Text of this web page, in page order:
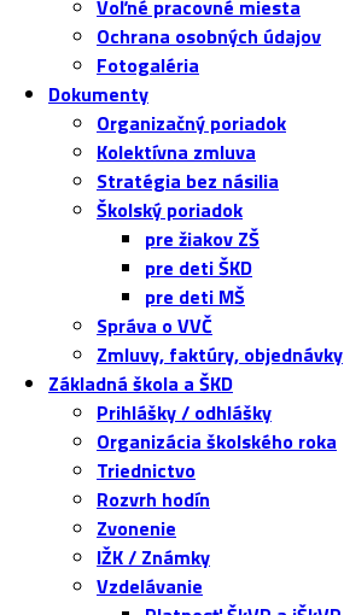
Voľné pracovné miesta
Ochrana osobných údajov
Fotogaléria
Dokumenty
Organizačný poriadok
Kolektívna zmluva
Stratégia bez násilia
Školský poriadok
pre žiakov ZŠ
pre deti ŠKD
pre deti MŠ
Správa o VVČ
Zmluvy, faktúry, objednávky
Základná škola a ŠKD
Prihlášky / odhlášky
Organizácia školského roka
Triednictvo
Rozvrh hodín
Zvonenie
IŽK / Známky
Vzdelávanie